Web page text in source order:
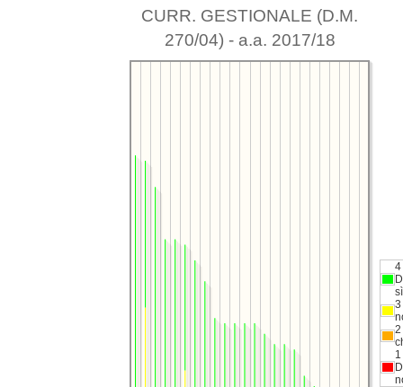
CURR. GESTIONALE (D.M.
270/04) - a.a. 2017/18
4
sì
3
2